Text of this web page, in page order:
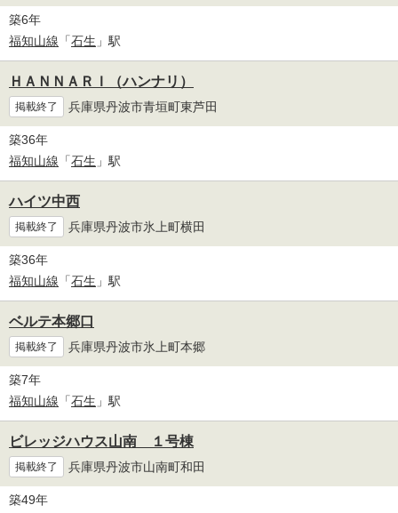
築6年
福知山線 「石生 」駅
ＨＡＮＮＡＲＩ（ハンナリ）
掲載終了 兵庫県丹波市青垣町東芦田
築36年
福知山線 「石生 」駅
ハイツ中西
掲載終了 兵庫県丹波市氷上町横田
築36年
福知山線 「石生 」駅
ベルテ本郷口
掲載終了 兵庫県丹波市氷上町本郷
築7年
福知山線 「石生 」駅
ビレッジハウス山南 １号棟
掲載終了 兵庫県丹波市山南町和田
築49年